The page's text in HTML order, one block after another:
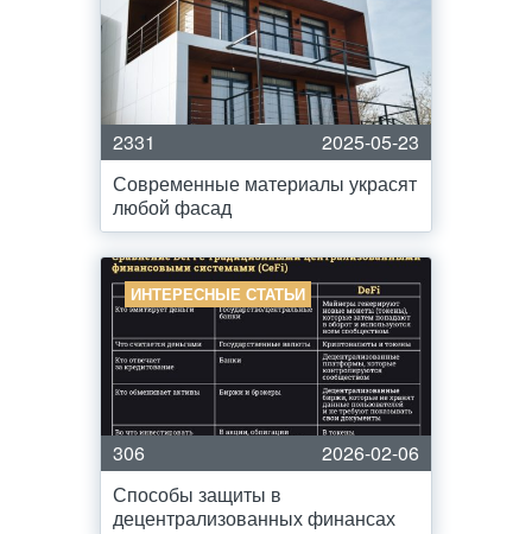
2331
2025-05-23
Современные материалы украсят
любой фасад
ИНТЕРЕСНЫЕ СТАТЬИ
306
2026-02-06
Способы защиты в
децентрализованных финансах